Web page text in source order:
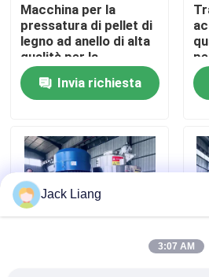
Fatory Tour
Controllo di qualità
Richiedere un preventivo
Macchina del mulino della
Macchina per la
pressatura di pellet di
legno ad anello di alta
qualità per la
produzione di energia
pulita Invia richiesta
Jack Liang
3:07 AM